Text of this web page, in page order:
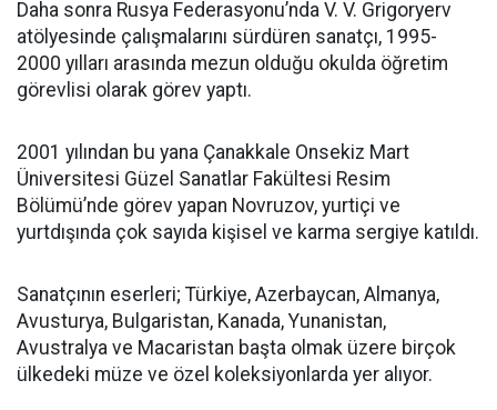
Daha sonra Rusya Federasyonu’nda V. V. Grigoryerv
atölyesinde çalışmalarını sürdüren sanatçı, 1995-
2000 yılları arasında mezun olduğu okulda öğretim
görevlisi olarak görev yaptı.
2001 yılından bu yana Çanakkale Onsekiz Mart
Üniversitesi Güzel Sanatlar Fakültesi Resim
Bölümü’nde görev yapan Novruzov, yurtiçi ve
yurtdışında çok sayıda kişisel ve karma sergiye katıldı.
Sanatçının eserleri; Türkiye, Azerbaycan, Almanya,
Avusturya, Bulgaristan, Kanada, Yunanistan,
Avustralya ve Macaristan başta olmak üzere birçok
ülkedeki müze ve özel koleksiyonlarda yer alıyor.